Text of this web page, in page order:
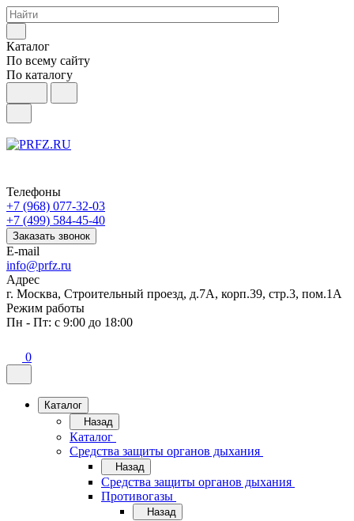
Каталог
По всему сайту
По каталогу
Телефоны
+7 (968) 077-32-03
+7 (499) 584-45-40
Заказать звонок
E-mail
info@prfz.ru
Адрес
г. Москва, Строительный проезд, д.7А, корп.39, стр.3, пом.1А
Режим работы
Пн - Пт: с 9:00 до 18:00
0
Каталог
Назад
Каталог
Средства защиты органов дыхания
Назад
Средства защиты органов дыхания
Противогазы
Назад